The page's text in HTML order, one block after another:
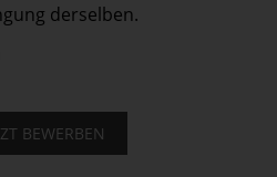
derselben.
BEWERBEN